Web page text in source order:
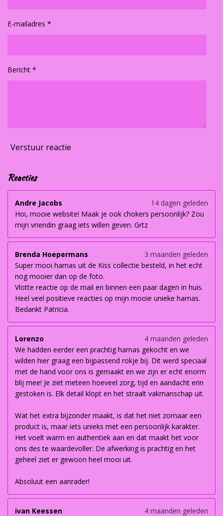
E-mailadres *
Bericht *
Verstuur reactie
Reacties
Andre Jacobs
14 dagen geleden
Hoi, mooie website! Maak je ook chokers persoonlijk? Zou
mijn vriendin graag iets willen geven. Grtz
Brenda Hoepermans
3 maanden geleden
Super mooi harnas uit de Kiss collectie besteld, in het echt
nog mooier dan op de foto.
Vlotte reactie op de mail en binnen een paar dagen in huis.
Heel veel positieve reacties op mijn mooie unieke harnas.
Bedankt Patricia.
Lorenzo
4 maanden geleden
We hadden eerder een prachtig harnas gekocht en we
wilden hier graag een bijpassend rokje bij. Dit werd speciaal
met de hand voor ons is gemaakt en we zijn er echt enorm
blij mee! Je ziet meteen hoeveel zorg, tijd en aandacht erin
gestoken is. Elk detail klopt en het straalt vakmanschap uit.
Wat het extra bijzonder maakt, is dat het niet zomaar een
product is, maar iets unieks met een persoonlijk karakter.
Het voelt warm en authentiek aan en dat maakt het voor
ons des te waardevoller. De afwerking is prachtig en het
geheel ziet er gewoon heel mooi uit.
Absoluut een aanrader!
ivan Keessen
4 maanden geleden